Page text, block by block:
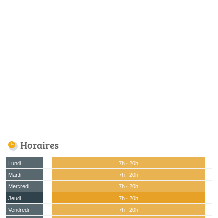
Horaires
Lundi
7h - 20h
Mardi
7h - 20h
Mercredi
7h - 20h
Jeudi
7h - 20h
Vendredi
7h - 20h